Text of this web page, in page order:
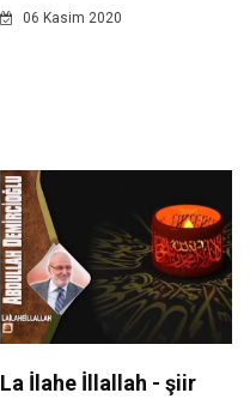
06 Kasim 2020
La İlahe İllallah - şiir